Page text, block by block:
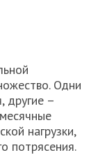
Одни
другие –
нагрузки,
потрясения.